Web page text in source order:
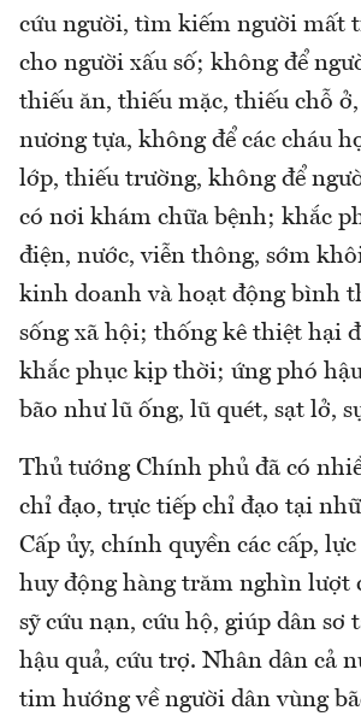
cứu người, tìm kiếm người mất
cho người xấu số; không để
thiếu ăn, thiếu mặc, thiếu chỗ
nương tựa, không để các cháu
lớp, thiếu trường, không để
có nơi khám chữa bệnh; khắc
điện, nước, viễn thông, sớm
kinh doanh và hoạt động bình
sống xã hội; thống kê thiệt hại
khắc phục kịp thời; ứng phó
bão như lũ ống, lũ quét, sạt lở,
Thủ tướng Chính phủ đã có
chỉ đạo, trực tiếp chỉ đạo tại
Cấp ủy, chính quyền các cấp,
huy động hàng trăm nghìn lượt
sỹ cứu nạn, cứu hộ, giúp dân sơ
hậu quả, cứu trợ. Nhân dân cả
tim hướng về người dân vùng